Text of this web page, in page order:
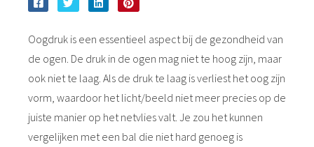
Oogdruk is een essentieel aspect bij de gezondheid van
de ogen. De druk in de ogen mag niet te hoog zijn, maar
ook niet te laag. Als de druk te laag is verliest het oog zijn
vorm, waardoor het licht/beeld niet meer precies op de
juiste manier op het netvlies valt. Je zou het kunnen
vergelijken met een bal die niet hard genoeg is